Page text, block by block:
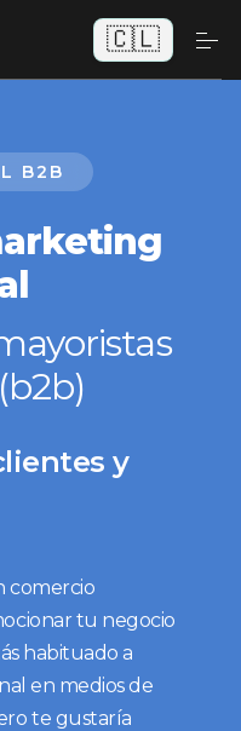
🇨🇱
B2B
y
comercio
tu negocio
habituado a
en medios de
te gustaría